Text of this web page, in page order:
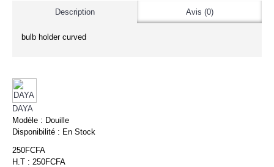
Description Avis (0)
bulb holder curved
DAYA
Modèle : Douille
Disponibilité : En Stock
250FCFA
H.T : 250FCFA